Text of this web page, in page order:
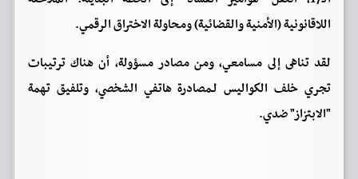
اللاقانونية (الأمنية والقضائية) ومحاولة الاختراق الرقمي.
لقد تناهى إلى مسامعي، ومن مصادر مسؤولة، أن هناك ترتيبات
تجري خلف الكواليس لـمصادرة هاتفي الشخصي، وتلفيق تهمة
"الابتزاز" ضدي.